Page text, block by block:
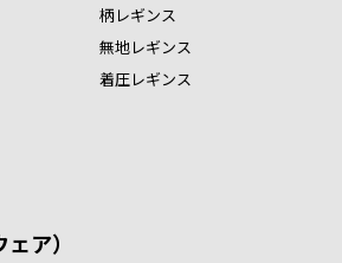
柄レギンス
無地レギンス
着圧レギンス
ア）